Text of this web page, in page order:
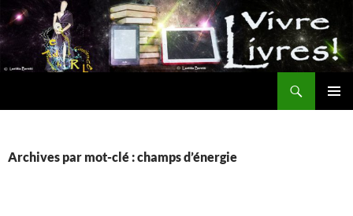
Aller
au
contenu
Archives par mot-clé : champs d’énergie